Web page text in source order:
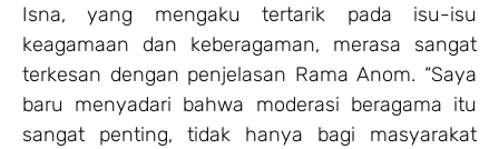
Isna, yang mengaku tertarik pada isu-isu
keagamaan dan keberagaman, merasa sangat
terkesan dengan penjelasan Rama Anom. “Saya
baru menyadari bahwa moderasi beragama itu
sangat penting, tidak hanya bagi masyarakat